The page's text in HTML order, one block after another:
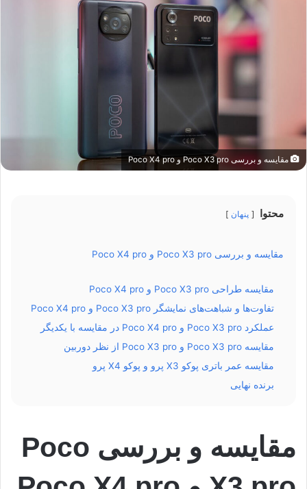
مقایسه و بررسی Poco X3 pro و Poco X4 pro
محتوا پنهان
مقایسه و بررسی Poco X3 pro و Poco X4 pro
مقایسه طراحی Poco X3 pro و Poco X4 pro
تفاوت‌ها و شباهت‌های نمایشگر Poco X3 pro و Poco X4 pro
عملکرد Poco X3 pro و Poco X4 pro در مقایسه با یکدیگر
مقایسه Poco X3 pro و Poco X3 pro از نظر دوربین
مقایسه عمر باتری پوکو X3 پرو و پوکو X4 پرو
برنده نهایی
مقایسه و بررسی Poco